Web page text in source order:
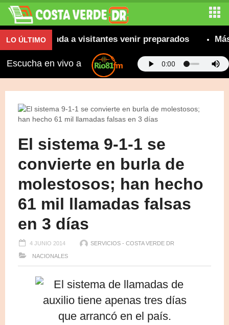
LO ÚLTIMO
recomienda a visitantes venir preparados Más
Escucha en vivo a
El sistema 9-1-1 se
convierte en burla de
molestosos; han hecho
61 mil llamadas falsas
en 3 días
4 JUNIO 2014 SERVICIOS - COSTA VERDE DR
NACIONALES